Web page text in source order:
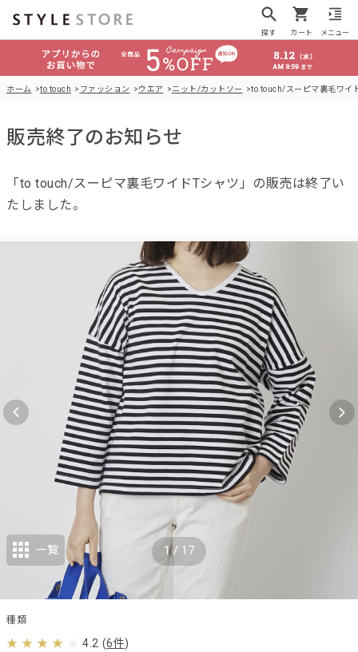
探す カート メニュー
ホーム to touch ファッション ウエア ニット/カットソー to touch/スーピマ裏毛ワイ
販売終了のお知らせ
「to touch/スーピマ裏毛ワイドTシャツ」の販売は終了い
たしました。
4.2 (6件)
1/ 17
一覧
種類